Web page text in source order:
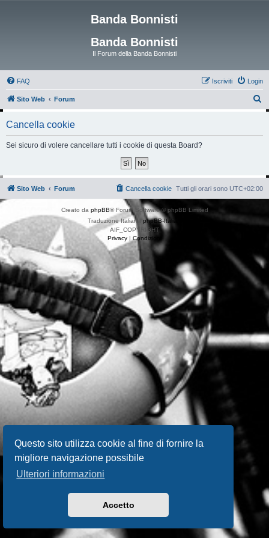
Questo sito utilizza cookie al fine di fornire la
migliore navigazione possibile
Ulteriori informazioni
Accetto
Banda Bonnisti
Banda Bonnisti
Il Forum della Banda Bonnisti
FAQ Login
Iscriviti
Sito Web Forum
Cancella cookie
Sei sicuro di volere cancellare tutti i cookie di questa Board?
Sito Web Forum Tutti gli orari sono UTC+02:00
Cancella cookie
Creato da phpBB® Forum Software © phpBB Limited
Traduzione Italiana phpBB-Italia.it
AIF_COPYRIGHT
Privacy | Condizioni